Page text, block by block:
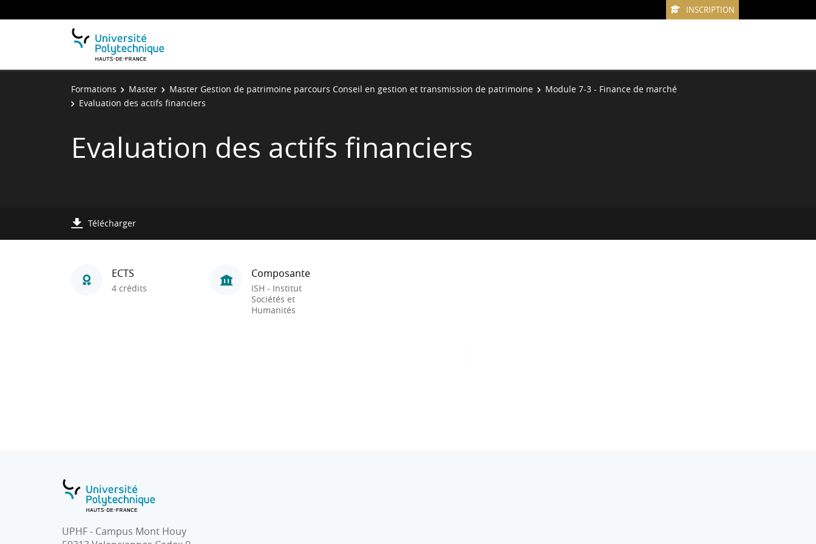
INSCRIPTION
Formations Master Master Gestion de patrimoine parcours Conseil en gestion et transmission de patrimoine
Module 7-3 - Finance de marché
Evaluation des actifs financiers
Evaluation des actifs financiers
Télécharger
ECTS
4 crédits
Composante
ISH - Institut
Sociétés et
Humanités
UPHF - Campus Mont Houy